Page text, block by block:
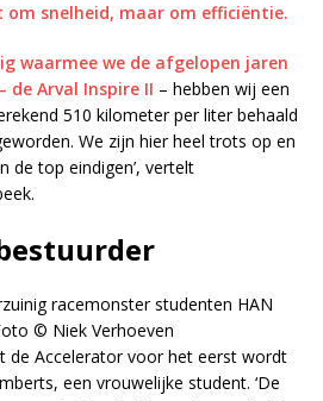
snelheid, maar om efficiëntie.
waarmee we de afgelopen jaren
de Arval Inspire II – hebben wij een
510 kilometer per liter behaald
We zijn hier heel trots op en
de top eindigen’, vertelt
racemonster studenten HAN
© Niek Verhoeven
de Accelerator voor het eerst wordt
een vrouwelijke student. ‘De